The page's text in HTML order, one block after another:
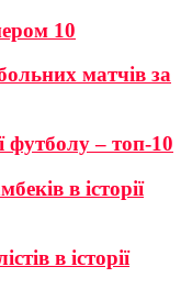
10
матчів за
футболу – топ-10
в історії
в історії